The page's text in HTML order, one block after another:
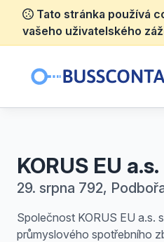
Tato stránka používá
vašeho uživatelského
KORUS EU a.s.
29. srpna 792,
Společnost KORUS EU a.s.
průmyslového spotřebního